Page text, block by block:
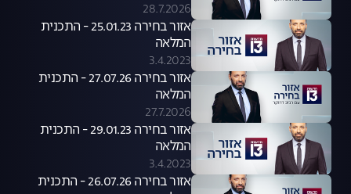
28.7.2026
אזור בחירה 25.01.23 - התכנית
המלאה
3.4.2023
אזור בחירה 27.07.26 - התכנית
המלאה
27.7.2026
אזור בחירה 29.01.23 - התכנית
המלאה
3.4.2023
אזור בחירה 26.07.26 - התכנית